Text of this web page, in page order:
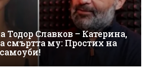
Тодор Славков – Катерина,
смъртта му: Простих на